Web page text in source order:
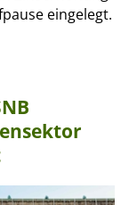
eingelegt.